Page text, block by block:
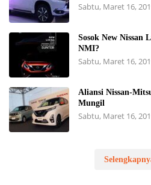
Sabtu, Maret 16,
Sosok New Nissan
NMI?
Sabtu, Maret 16,
Aliansi Nissan-
Mungil
Sabtu, Maret 16,